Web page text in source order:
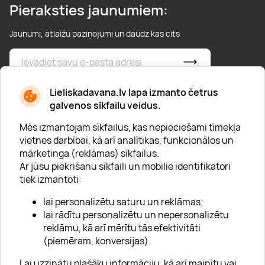
Lieliskadavana.lv lapa izmanto četrus
galvenos sīkfailu veidus.
Mēs izmantojam sīkfailus, kas nepieciešami tīmekļa
vietnes darbībai, kā arī analītikas, funkcionālos un
mārketinga (reklāmas) sīkfailus.
Ar jūsu piekrišanu sīkfaili un mobilie identifikatori
tiek izmantoti:
lai personalizētu saturu un reklāmas;
lai rādītu personalizētu un nepersonalizētu
reklāmu, kā arī mērītu tās efektivitāti
(piemēram, konversijas).
Pieraksties jaunumiem:
Jaunumi, atlaižu paziņojumi un daudz kas cits
* Esmu iepazinies/usies ar privātuma politiku
Par "Lieliska dāvana"
Uzņēmumiem